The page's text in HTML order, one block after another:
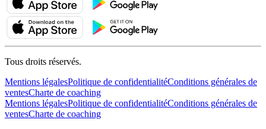
Tous droits réservés.
Mentions légalesPolitique de confidentialitéConditions générales de
ventesCharte de coaching
Mentions légalesPolitique de confidentialitéConditions générales de
ventesCharte de coaching